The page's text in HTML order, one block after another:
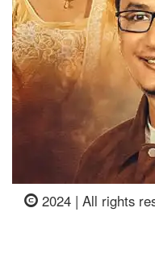
2024 | All rights